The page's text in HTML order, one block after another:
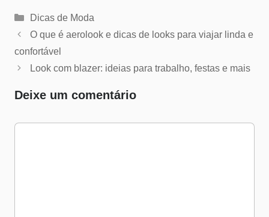
Categorias
Dicas de Moda
O que é aerolook e dicas de looks para viajar linda e
confortável
Look com blazer: ideias para trabalho, festas e mais
Deixe um comentário
Comentário